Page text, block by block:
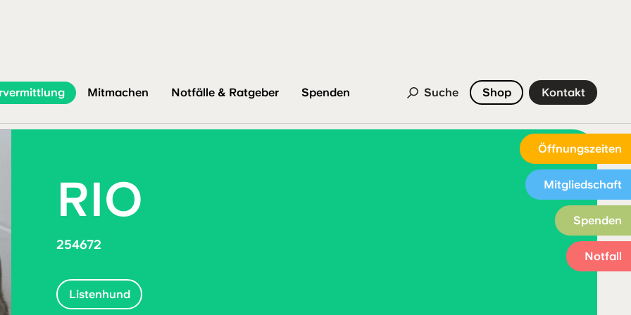
Öffnungszeiten
Mitgliedschaft
Spenden
Notfall
Mitmachen Notfälle & Ratgeber Spenden Suche Shop Kontakt
RIO
254672
Listenhund